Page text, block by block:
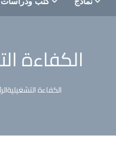
الكفاءة
الكفاءة التشغيلية